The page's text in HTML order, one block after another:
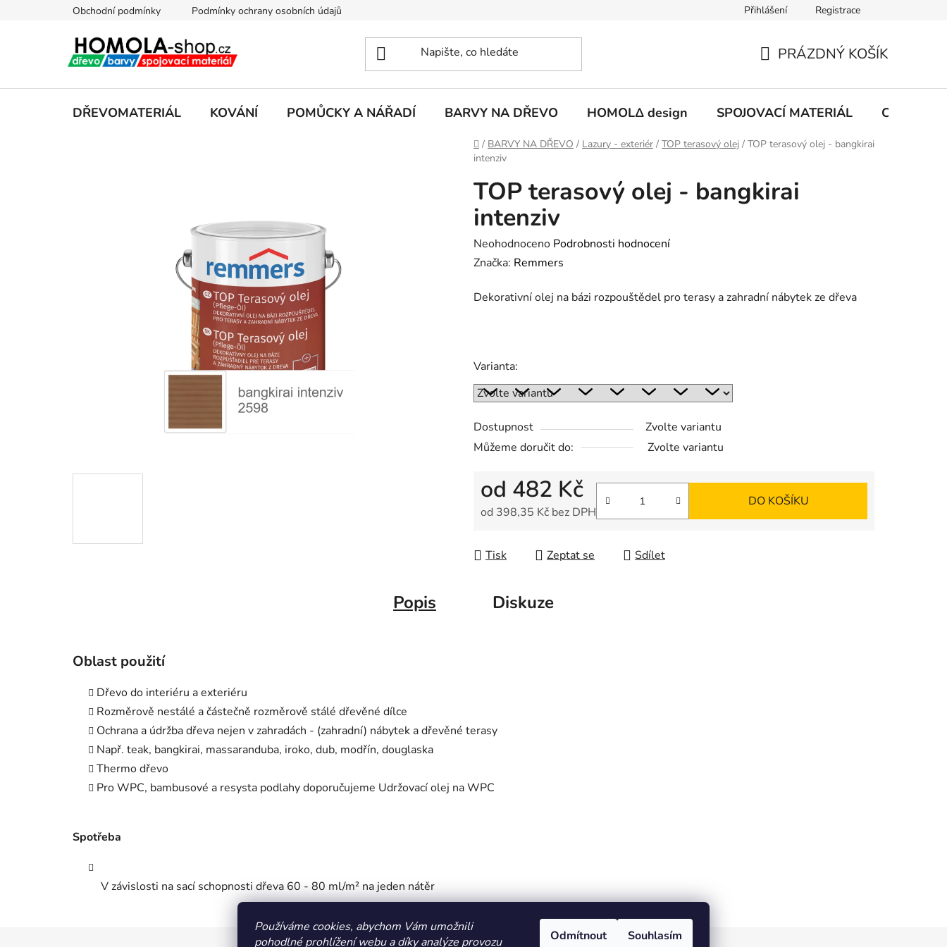
Používáme cookies, abychom Vám umožnili
pohodlné prohlížení webu a díky analýze provozu
Odmítnout Souhlasím
Obchodní podmínky Podmínky ochrany osobních údajů Přihlášení Registrace
KOŠÍK
PRÁZDNÝ KOŠÍK
DŘEVOMATERIÁL KOVÁNÍ POMŮCKY A NÁŘADÍ BARVY NA DŘEVO HOMOLΔ design SPOJOVACÍ MATERIÁL CHEMIE
Domů
/ BARVY NA DŘEVO / Lazury - exteriér / TOP terasový olej / TOP terasový olej - bangkirai
intenziv
TOP terasový olej - bangkirai
intenziv
Průměrné
hodnocení
je
Neohodnoceno Podrobnosti hodnocení
Značka: Remmers
Dekorativní olej na bázi rozpouštědel pro terasy a zahradní nábytek ze dřeva
Varianta:
Dostupnost
Zvolte variantu
Můžeme doručit do:
Zvolte variantu
od 482 Kč
od 398,35 Kč bez DPH
DO KOŠÍKU
Tisk Zeptat se Sdílet
Popis Diskuze
Oblast použití
Dřevo do interiéru a exteriéru
Rozměrově nestálé a částečně rozměrově stálé dřevěné dílce
Ochrana a údržba dřeva nejen v zahradách - (zahradní) nábytek a dřevěné terasy
Např. teak, bangkirai, massaranduba, iroko, dub, modřín, douglaska
Thermo dřevo
Pro WPC, bambusové a resysta podlahy doporučujeme Udržovací olej na WPC
Spotřeba
V závislosti na sací schopnosti dřeva 60 - 80 ml/m² na jeden nátěr